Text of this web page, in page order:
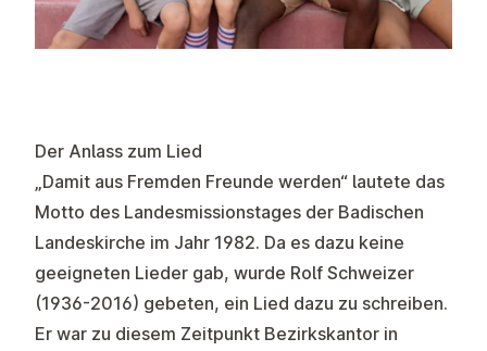
Der Anlass zum Lied
„Damit aus Fremden Freunde werden“ lautete das
Motto des Landesmissionstages der Badischen
Landeskirche im Jahr 1982. Da es dazu keine
geeigneten Lieder gab, wurde Rolf Schweizer
(1936-2016) gebeten, ein Lied dazu zu schreiben.
Er war zu diesem Zeitpunkt Bezirkskantor in